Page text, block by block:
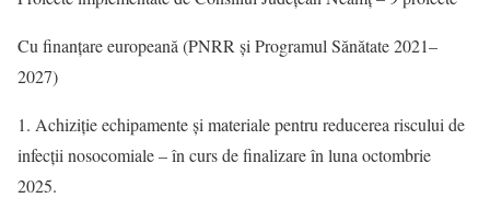
Cu finanțare europeană (PNRR și Programul Sănătate 2021–
2027)
1. Achiziție echipamente și materiale pentru reducerea riscului de
infecții nosocomiale – în curs de finalizare în luna octombrie
2025.